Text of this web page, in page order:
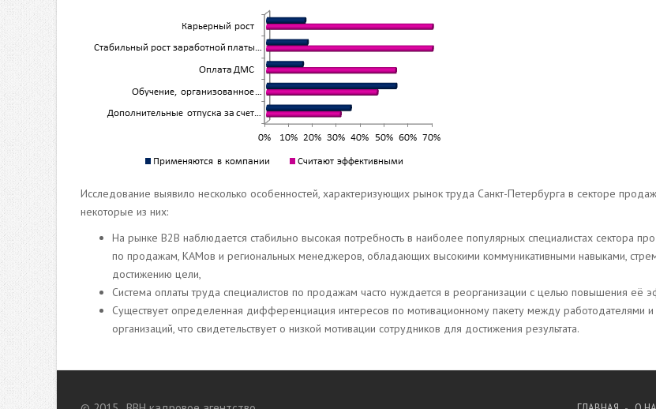
Исследование выявило несколько особенностей, характеризующих рынок труда Санкт-Петербурга в секторе
некоторые из них:
На рынке В2В наблюдается стабильно высокая потребность в наиболее популярных специалистах сектора
по продажам, КАМов и региональных менеджеров, обладающих высокими коммуникативными навыками,
достижению цели,
Система оплаты труда специалистов по продажам часто нуждается в реорганизации с целью повышения её
Существует определенная дифференциация интересов по мотивационному пакету между работодателями и
организаций, что свидетельствует о низкой мотивации сотрудников для достижения результата.